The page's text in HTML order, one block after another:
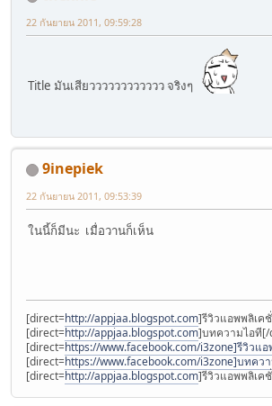
22 กันยายน 2011, 09:59:28
Title มันเสียวววววววววววว จริงๆ
9inepiek
22 กันยายน 2011, 09:53:39
ในนี้ก็มีนะ เมื่อวานก็เห็น
[direct=http://appjaa.blogspot.com]รีวิวแอพพลิเค
[direct=http://appjaa.blogspot.com]บทความไอที[/
[direct=https://www.facebook.com/i3zone]รีวิวแ
[direct=https://www.facebook.com/i3zone]บทคว
[direct=http://appjaa.blogspot.com]รีวิวแอพพลิเค